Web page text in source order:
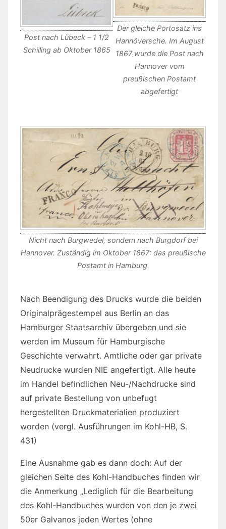
Post nach Lübeck – 1 1/2
Schilling ab Oktober 1865
Der gleiche Portosatz ins
Hannöversche. Im August
1867 wurde die Post nach
Hannover vom
preußischen Postamt
abgefertigt
Nicht nach Burgwedel, sondern nach Burgdorf bei
Hannover. Zuständig im Oktober 1867: das preußische
Postamt in Hamburg.
Nach Beendigung des Drucks wurde die beiden
Originalprägestempel aus Berlin an das
Hamburger Staatsarchiv übergeben und sie
werden im Museum für Hamburgische
Geschichte verwahrt. Amtliche oder gar private
Neudrucke wurden NIE angefertigt. Alle heute
im Handel befindlichen Neu-/Nachdrucke sind
auf private Bestellung von unbefugt
hergestellten Druckmaterialien produziert
worden (vergl. Ausführungen im Kohl-HB, S.
431)
Eine Ausnahme gab es dann doch: Auf der
gleichen Seite des Kohl-Handbuches finden wir
die Anmerkung „Lediglich für die Bearbeitung
des Kohl-Handbuches wurden von den je zwei
50er Galvanos jeden Wertes (ohne